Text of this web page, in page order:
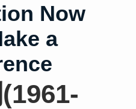
Now
a